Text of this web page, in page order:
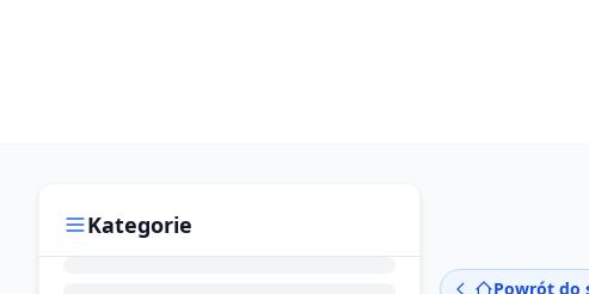
Kategorie
Powrót do